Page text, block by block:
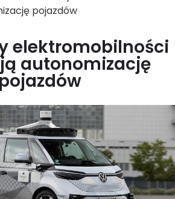
pojazdów
elektromobilności
autonomizację
pojazdów